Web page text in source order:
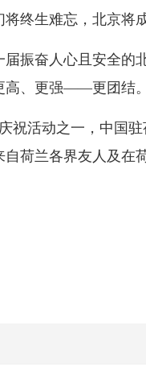
终生难忘，北京将
奋人心且安全的
高、更强——更团结
活动之一，中国驻
荷兰各界友人及在